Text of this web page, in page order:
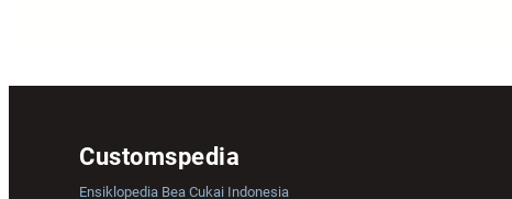
Customspedia
Ensiklopedia Bea Cukai Indonesia